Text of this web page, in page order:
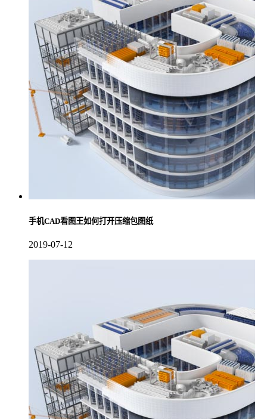
手机CAD看图王如何打开压缩包图纸
2019-07-12